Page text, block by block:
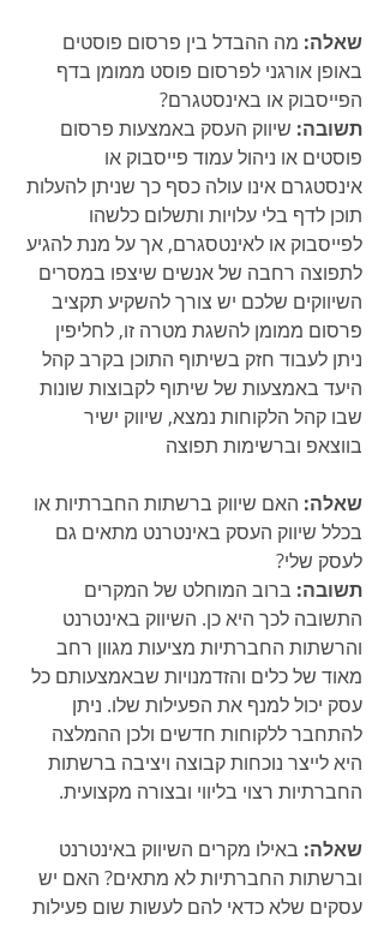
שאלה: מה ההבדל בין פרסום פוסטים
באופן אורגני לפרסום פוסט ממומן בדף
הפייסבוק או באינסטגרם?
תשובה: שיווק העסק באמצעות פרסום
פוסטים או ניהול עמוד פייסבוק או
אינסטגרם אינו עולה כסף כך שניתן להעלות
תוכן לדף בלי עלויות ותשלום כלשהו
לפייסבוק או לאינטסגרם, אך על מנת להגיע
לתפוצה רחבה של אנשים שיצפו במסרים
השיווקים שלכם יש צורך להשקיע תקציב
פרסום ממומן להשגת מטרה זו, לחליפין
ניתן לעבוד חזק בשיתוף התוכן בקרב קהל
היעד באמצעות של שיתוף לקבוצות שונות
שבו קהל הלקוחות נמצא, שיווק ישיר
בווצאפ וברשימות תפוצה
שאלה: האם שיווק ברשתות החברתיות או
בכלל שיווק העסק באינטרנט מתאים גם
לעסק שלי?
תשובה: ברוב המוחלט של המקרים
התשובה לכך היא כן. השיווק באינטרנט
והרשתות החברתיות מציעות מגוון רחב
מאוד של כלים והזדמנויות שבאמצעותם כל
עסק יכול למנף את הפעילות שלו. ניתן
להתחבר ללקוחות חדשים ולכן ההמלצה
היא לייצר נוכחות קבוצה ויציבה ברשתות
החברתיות רצוי בליווי ובצורה מקצועית.
שאלה: באילו מקרים השיווק באינטרנט
וברשתות החברתיות לא מתאים? האם יש
עסקים שלא כדאי להם לעשות שום פעילות